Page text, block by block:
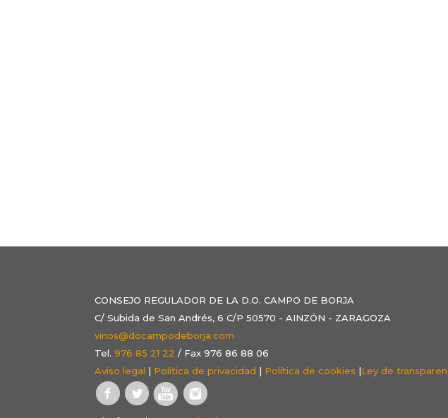
CONSEJO REGULADOR DE LA D.O. CAMPO DE BORJA
C/ Subida de San Andrés, 6 C/P 50570 - AINZÓN - ZARAGOZA
vinos@docampodeborja.com
Tel.976 85 21 22 / Fax 976 86 88 06
Aviso legal | Política de privacidad | Política de cookies |Ley de